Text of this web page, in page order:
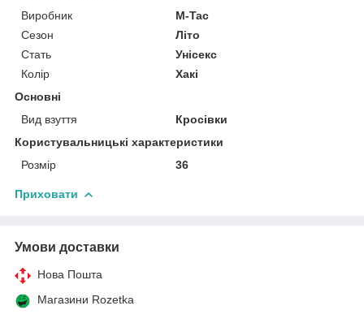
Виробник
M-Tac
Сезон
Літо
Стать
Унісекс
Колір
Хакі
Основні
Вид взуття
Кросівки
Користувальницькі характеристики
Розмір
36
Приховати
Умови доставки
Нова Пошта
Магазини Rozetka